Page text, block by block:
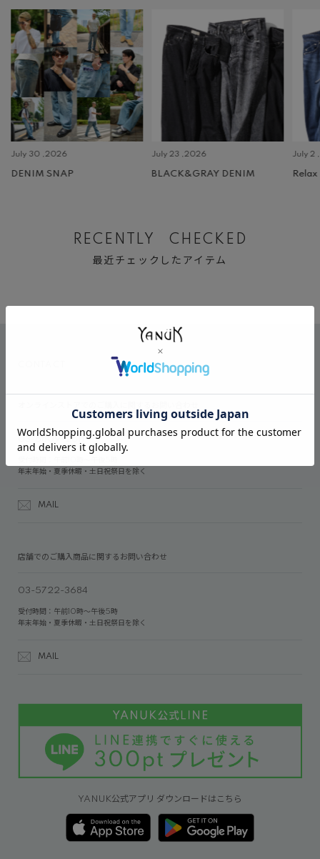
July 30 ,2026
DENIM SNAP
July 23 ,2026
BLACK&GRAY DENIM
July 2
Relax
RECENTLY CHECKED
最近チェックしたアイテム
03-6809-2611
年末年始・夏季休暇・土日祝祭日を除く
MAIL
店舗でのご購入商品に関するお問い合わせ
03-5722-3684
受付時間：午前10時～午後5時
年末年始・夏季休暇・土日祝祭日を除く
MAIL
YANUK公式アプリ ダウンロードはこちら